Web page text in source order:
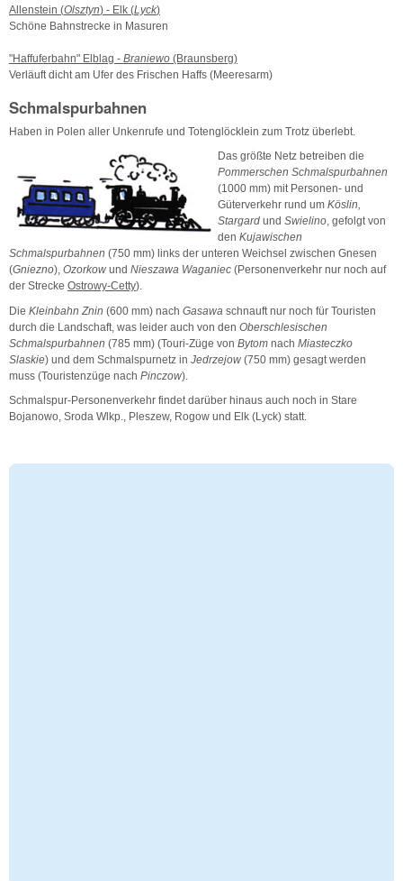
Allenstein (Olsztyn) - Elk (Lyck)
Schöne Bahnstrecke in Masuren
"Haffuferbahn" Elblag - Braniewo (Braunsberg)
Verläuft dicht am Ufer des Frischen Haffs (Meeresarm)
Schmalspurbahnen
Haben in Polen aller Unkenrufe und Totenglöcklein zum Trotz überlebt.
Das größte Netz betreiben die
Pommerschen Schmalspurbahnen
(1000 mm) mit Personen- und
Güterverkehr rund um Köslin,
Stargard und Swielino, gefolgt von
den Kujawischen
Schmalspurbahnen (750 mm) links der unteren Weichsel zwischen Gnesen
(Gniezno), Ozorkow und Nieszawa Waganiec (Personenverkehr nur noch auf
der Strecke Ostrowy-Cetty).
Die Kleinbahn Znin (600 mm) nach Gasawa schnauft nur noch für Touristen
durch die Landschaft, was leider auch von den Oberschlesischen
Schmalspurbahnen (785 mm) (Touri-Züge von Bytom nach Miasteczko
Slaskie) und dem Schmalspurnetz in Jedrzejow (750 mm) gesagt werden
muss (Touristenzüge nach Pinczow).
Schmalspur-Personenverkehr findet darüber hinaus auch noch in Stare
Bojanowo, Sroda Wlkp., Pleszew, Rogow und Elk (Lyck) statt.